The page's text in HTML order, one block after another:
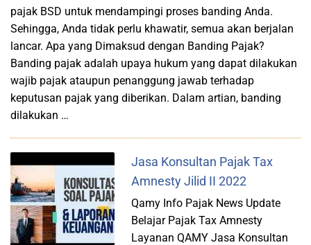
pajak BSD untuk mendampingi proses banding Anda.
Sehingga, Anda tidak perlu khawatir, semua akan berjalan
lancar. Apa yang Dimaksud dengan Banding Pajak?
Banding pajak adalah upaya hukum yang dapat dilakukan
wajib pajak ataupun penanggung jawab terhadap
keputusan pajak yang diberikan. Dalam artian, banding
dilakukan …
Jasa Konsultan Pajak Tax
Amnesty Jilid II 2022
Qamy Info Pajak News Update
Belajar Pajak Tax Amnesty
Layanan QAMY Jasa Konsultan